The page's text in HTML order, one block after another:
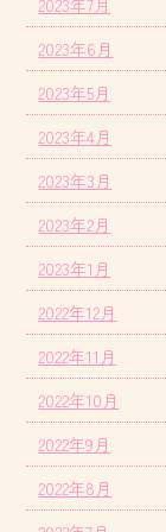
2023年6月
2023年5月
2023年4月
2023年3月
2023年2月
2023年1月
2022年12月
2022年11月
2022年10月
2022年9月
2022年8月